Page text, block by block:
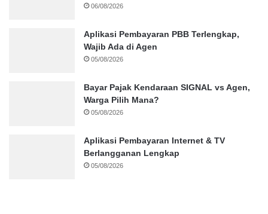
06/08/2026
Aplikasi Pembayaran PBB Terlengkap,
Wajib Ada di Agen
05/08/2026
Bayar Pajak Kendaraan SIGNAL vs Agen,
Warga Pilih Mana?
05/08/2026
Aplikasi Pembayaran Internet & TV
Berlangganan Lengkap
05/08/2026